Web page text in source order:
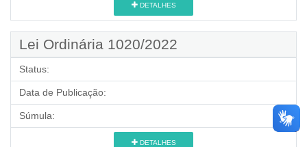
DETALHES
Lei Ordinária 1020/2022
Status:
Data de Publicação:
Súmula:
DETALHES